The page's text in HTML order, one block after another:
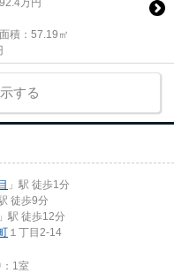
積：57.19㎡
する
」駅 徒歩1分
徒歩9分
」駅 徒歩12分
１丁目2-14
1室